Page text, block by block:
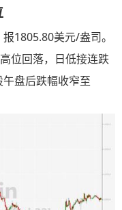
1805.80美元/盎司。
位回落，日低接连跌
盘后跌幅收窄至